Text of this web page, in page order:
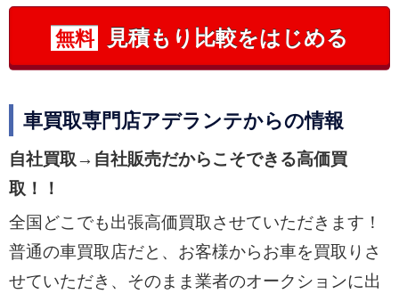
無料 見積もり比較をはじめる
車買取専門店アデランテからの情報
自社買取→自社販売だからこそできる高価買
取！！
全国どこでも出張高価買取させていただきます！
普通の車買取店だと、お客様からお車を買取りさ
せていただき、そのまま業者のオークションに出